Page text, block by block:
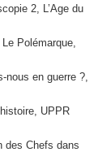
2, L’Age du
Polémarque,
en guerre ?,
UPPR
des Chefs dans